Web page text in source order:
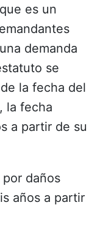
es un
demanda
se
la fecha del
la fecha
a partir de su
daños
años a partir